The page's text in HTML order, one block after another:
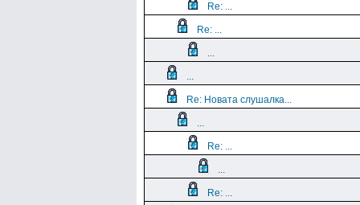
Re: ...
Re: ...
...
...
Re: Новата слушалка...
...
Re: ...
...
Re: ...